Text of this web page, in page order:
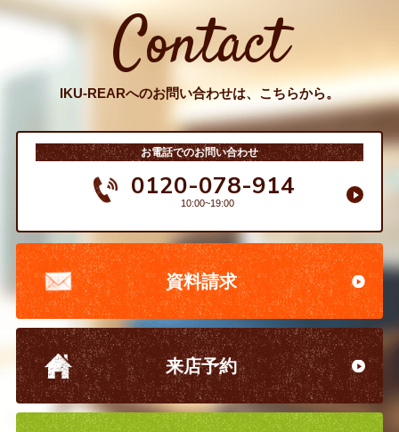
Contact
IKU-REARへのお問い合わせは、こちらから。
お電話でのお問い合わせ
0120-078-914
10:00~19:00
資料請求
来店予約